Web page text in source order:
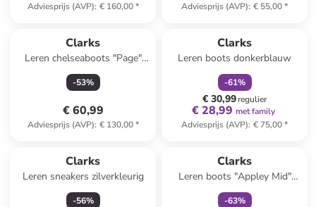
Adviesprijs (AVP): € 160,00*
Adviesprijs (AVP): € 55,00*
Clarks
Leren chelseaboots "Page"
zwart
-53%
€ 60,99
Adviesprijs (AVP): € 130,00*
Clarks
Leren boots donkerblauw
-61%
€ 30,99regulier
€ 28,99 met family
Adviesprijs (AVP): € 75,00*
Clarks
Leren sneakers zilverkleurig
-56%
Clarks
Leren boots "Appley Mid"
zwart
-63%